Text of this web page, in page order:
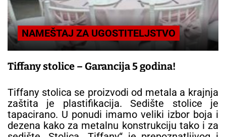
NAMEŠTAJ ZA UGOSTITELJSTVO
Tiffany stolice – Garancija 5 godina!
Tiffany stolica se proizvodi od metala a krajnja
zaštita je plastifikacija. Sedište stolice je
tapacirano. U ponudi imamo veliki izbor boja i
dezena kako za metalnu konstrukciju tako i za